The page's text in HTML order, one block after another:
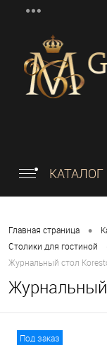
КАТАЛОГ
Главная страница •
Столики для гостиной
Журнальный стол
Под заказ